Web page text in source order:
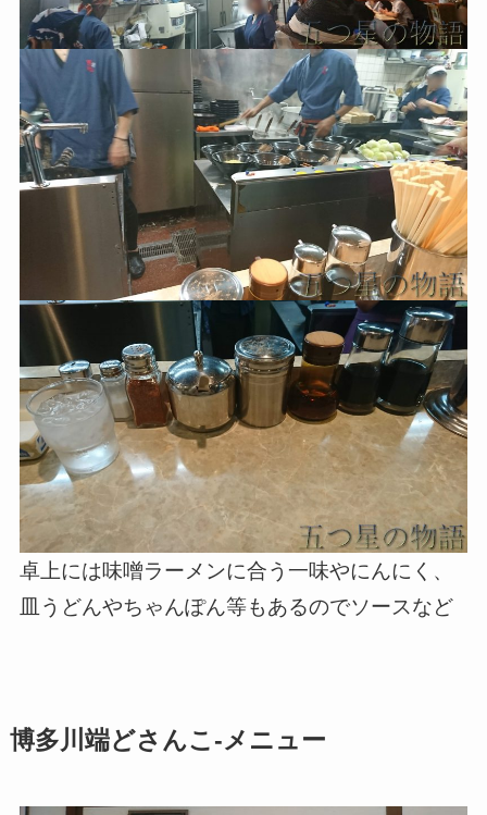
卓上には味噌ラーメンに合う一味やにんにく、
皿うどんやちゃんぽん等もあるのでソースなど
博多川端どさんこ-メニュー